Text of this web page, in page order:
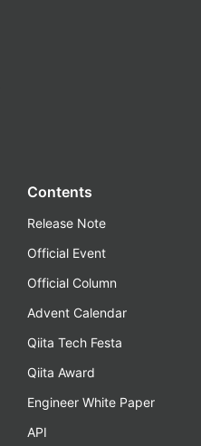
Contents
Release Note
Official Event
Official Column
Advent Calendar
Qiita Tech Festa
Qiita Award
Engineer White Paper
API